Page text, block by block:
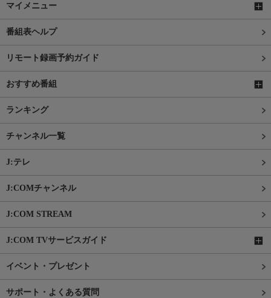
マイメニュー
番組表ヘルプ
リモート録画予約ガイド
おすすめ番組
ランキング
チャンネル一覧
J:テレ
J:COMチャンネル
J:COM STREAM
J:COM TVサービスガイド
イベント・プレゼント
サポート・よくある質問